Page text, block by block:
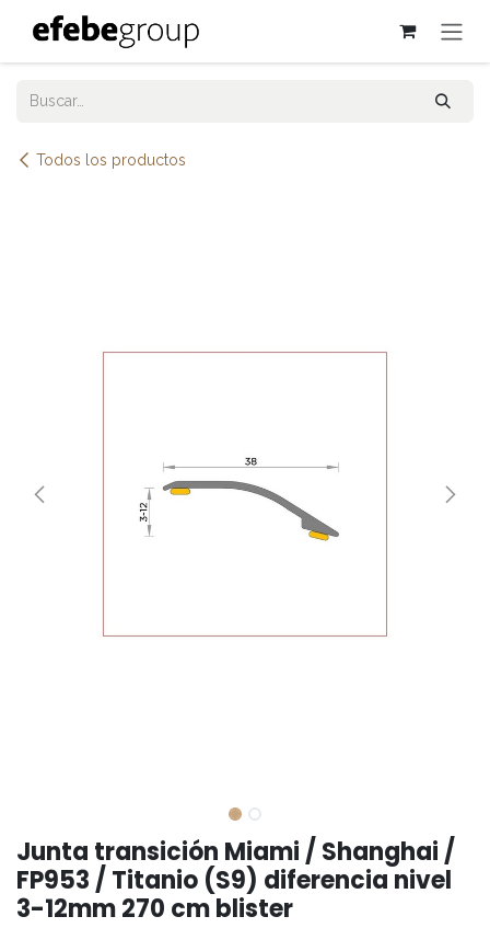
Ir al contenido
Todos los productos
Junta transición Miami / Shanghai /
FP953 / Titanio (S9) diferencia nivel
3-12mm 270 cm blister